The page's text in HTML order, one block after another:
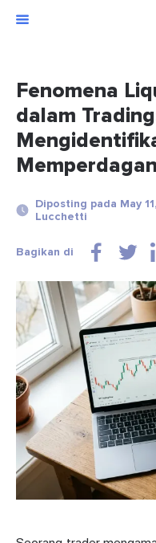
Fenomena
dalam
Diposting pada May
Lucchetti
Bagikan di